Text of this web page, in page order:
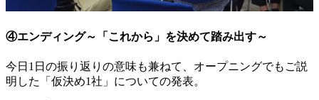
④エンディング～「これから」を決めて踏み出す～
今日1日の振り返りの意味も兼ねて、オープニングでもご説
明した「仮決め1社」についての発表。